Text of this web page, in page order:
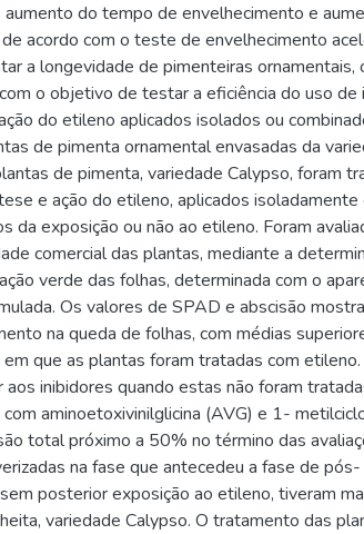
do tempo de envelhecimento e
acordo com o teste de envelhecimento
a longevidade de pimenteiras ornamentais,
o objetivo de testar a eficiência do uso de
do etileno aplicados isolados ou
de pimenta ornamental envasadas da
de pimenta, variedade Calypso, foram
e ação do etileno, aplicados isoladamente
da exposição ou não ao etileno. Foram
comercial das plantas, mediante a
verde das folhas, determinada com o
Os valores de SPAD e abscisão
na queda de folhas, com médias
que as plantas foram tratadas com
inibidores quando estas não foram
aminoetoxivinilglicina (AVG) e 1-
total próximo a 50% no término das
na fase que antecedeu a fase de pós-
posterior exposição ao etileno, tiveram
variedade Calypso. O tratamento das